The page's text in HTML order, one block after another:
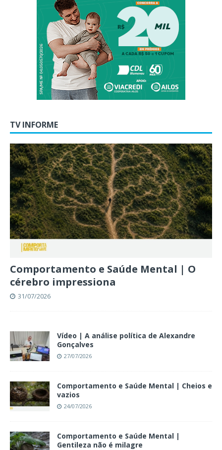
TV INFORME
Comportamento e Saúde Mental | O
cérebro impressiona
31/07/2026
Vídeo | A análise política de Alexandre
Gonçalves
27/07/2026
Comportamento e Saúde Mental | Cheios e
vazios
24/07/2026
Comportamento e Saúde Mental |
Gentileza não é milagre